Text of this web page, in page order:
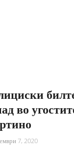
во
7, 2020